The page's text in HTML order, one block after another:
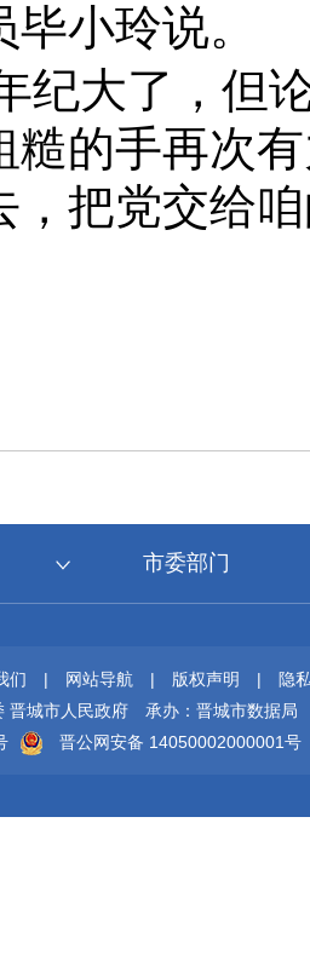
小玲说。
纪大了，但
糙的手再次
，把党交给
市委部门
们 | 网站导航 | 版权声明 |
隐
晋城市人民政府
承办：晋城市数据局
晋公网安备 14050002000001号